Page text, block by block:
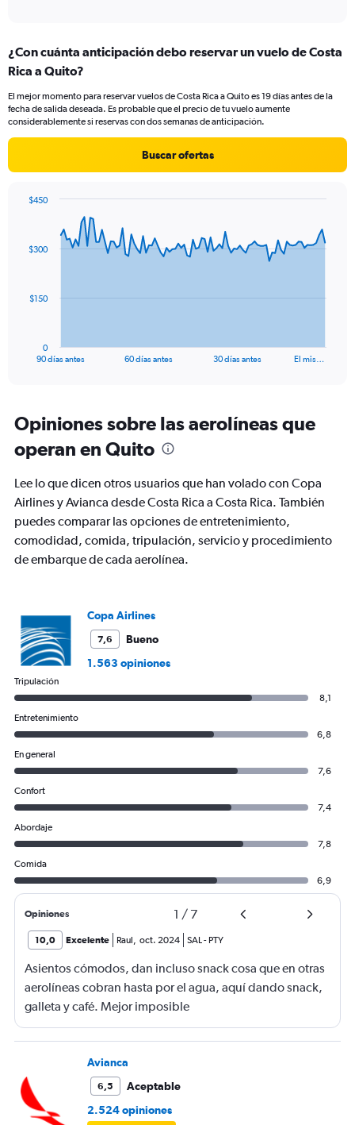
Range:
2
The
chart
axis
values.
to
¿Con cuánta anticipación debo reservar un vuelo de Costa
Rica a Quito?
El mejor momento para reservar vuelos de Costa Rica a Quito es 19 días antes de la
fecha de salida deseada. Es probable que el precio de tu vuelo aumente
considerablemente si reservas con dos semanas de anticipación.
Buscar ofertas
data
The
Range:
91
categories.
The
chart
1
Y
axis
displaying
to
450.
90 días antes 60 días antes 30 días antes El mis…
0
$150
$300
$450
Opiniones sobre las aerolíneas que
operan en Quito
Lee lo que dicen otros usuarios que han volado con Copa
Airlines y Avianca desde Costa Rica a Costa Rica. También
puedes comparar las opciones de entretenimiento,
comodidad, comida, tripulación, servicio y procedimiento
de embarque de cada aerolínea.
Copa Airlines
7,6
Bueno
1.563 opiniones
Tripulación
8,1
Entretenimiento
6,8
En general
7,6
Confort
7,4
Abordaje
7,8
Comida
6,9
Opiniones 1 / 7
10,0 Excelente Raul, oct. 2024 SAL- PTY
Asientos cómodos, dan incluso snack cosa que en otras
aerolíneas cobran hasta por el agua, aquí dando snack,
galleta y café. Mejor imposible
Avianca
6,5
Aceptable
2.524 opiniones